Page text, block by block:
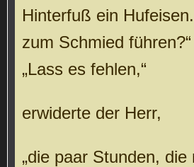
Hinterfuß ein
zum Schmied führen?“
„Lass es fehlen,“
erwiderte der Herr,
„die paar Stunden, die